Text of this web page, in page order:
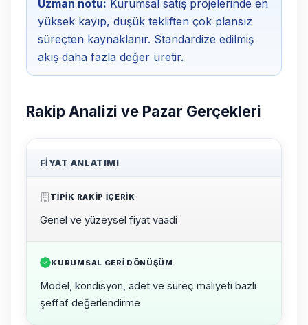
Uzman notu: Kurumsal satış projelerinde en
yüksek kayıp, düşük tekliften çok plansız
süreçten kaynaklanır. Standardize edilmiş
akış daha fazla değer üretir.
Rakip Analizi ve Pazar Gerçekleri
FIYAT ANLATIMI
TIPIK RAKIP IÇERIK
Genel ve yüzeysel fiyat vaadi
KURUMSAL GERI DÖNÜŞÜM
Model, kondisyon, adet ve süreç maliyeti bazlı
şeffaf değerlendirme